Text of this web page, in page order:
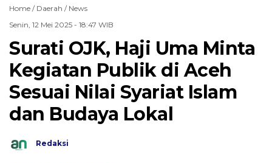
Home / Daerah / News
Senin, 12 Mei 2025 - 18:47 WIB
Surati OJK, Haji Uma Minta
Kegiatan Publik di Aceh
Sesuai Nilai Syariat Islam
dan Budaya Lokal
Redaksi